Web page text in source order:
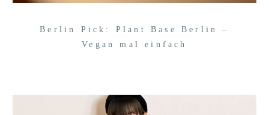
Berlin Pick: Plant Base Berlin –
Vegan mal einfach